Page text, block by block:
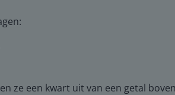
ze een kwart uit van een getal